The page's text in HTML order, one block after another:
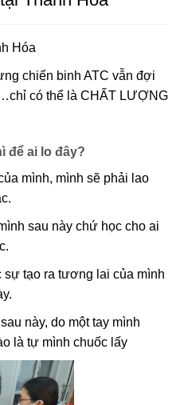
Hóa
chiến binh ATC vẫn đợi
có thể là CHẤT LƯỢNG
để ai lo đây?
mình, mình sẽ phải lao
sau này chứ học cho ai
sự tạo ra tương lai của mình
này, do một tay mình
là tự mình chuốc lấy